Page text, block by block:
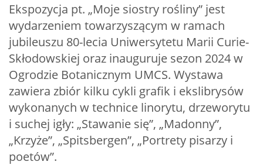
Ekspozycja pt. „Moje siostry rośliny” jest
wydarzeniem towarzyszącym w ramach
jubileuszu 80-lecia Uniwersytetu Marii Curie-
Skłodowskiej oraz inauguruje sezon 2024 w
Ogrodzie Botanicznym UMCS. Wystawa
zawiera zbiór kilku cykli grafik i ekslibrysów
wykonanych w technice linorytu, drzeworytu
i suchej igły: „Stawanie się”, „Madonny”,
„Krzyże”, „Spitsbergen”, „Portrety pisarzy i
poetów”.